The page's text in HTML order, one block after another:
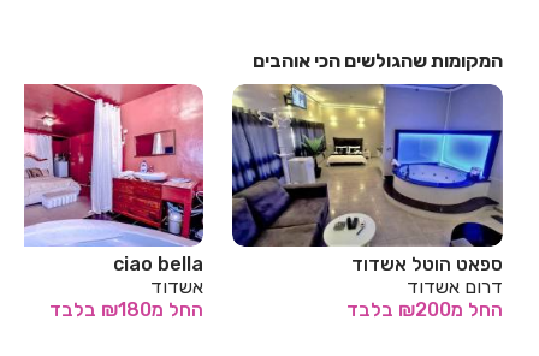
חדרים לפי שעה באבן מנחם
חדרים לפי שעה באומן
חדרים לפי שעה באומץ
חדרים לפי שעה באופקים
חדרים לפי שעה באור יהודה
חדרים לפי שעה באור עקיבא
חדרים לפי שעה באחיהוד
המקומות שהגולשים הכי אוהבים
ספאט הוטל אשדוד
דרום אשדוד
החל מ₪200 בלבד
ciao bella
אשדוד
החל מ₪180 בלבד